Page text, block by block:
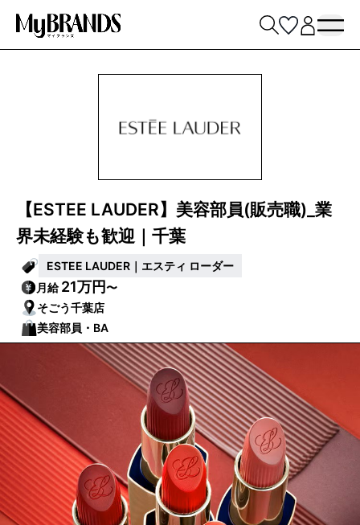
【ESTEE LAUDER】美容部員(販売職)_業
界未経験も歓迎｜千葉
ESTEE LAUDER｜エスティ ローダー
月給21万円〜
そごう千葉店
美容部員・BA